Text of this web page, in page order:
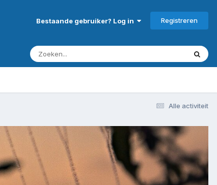
Bestaande gebruiker? Log in Registreren
Alle activiteit